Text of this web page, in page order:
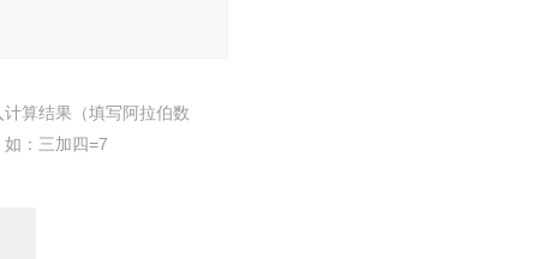
计算结果（填写阿拉伯数
如：三加四=7